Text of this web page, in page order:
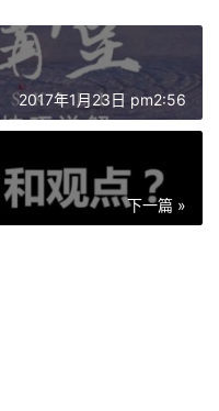
2017年1月23日 pm2:56
下一篇 »